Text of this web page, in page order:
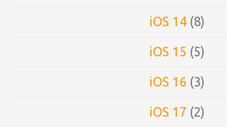
iOS 14 (8)
iOS 15 (5)
iOS 16 (3)
iOS 17 (2)